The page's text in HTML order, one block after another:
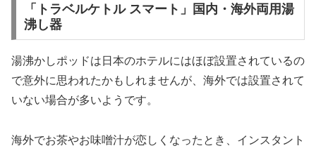
「トラベルケトル スマート」国内・海外両用湯
沸し器
湯沸かしポッドは日本のホテルにはほぼ設置されているの
で意外に思われたかもしれませんが、海外では設置されて
いない場合が多いようです。
海外でお茶やお味噌汁が恋しくなったとき、インスタント